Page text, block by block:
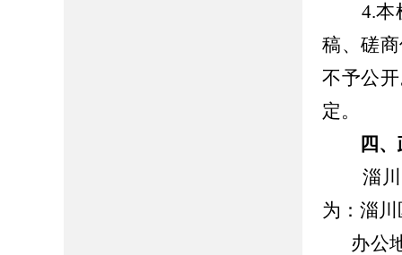
4.本机
稿、磋
不予公
定。
四、
淄川区
为：淄
办公